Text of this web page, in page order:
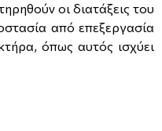
οι διατάξεις του
από επεξεργασία
όπως αυτός ισχύει